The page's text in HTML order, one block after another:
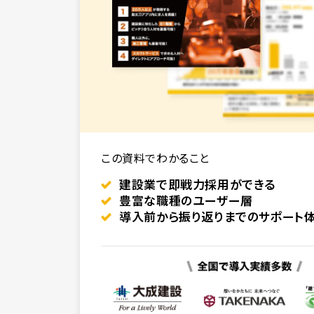
この資料でわかること
建設業で即戦力採用ができる
豊富な職種のユーザー層
導入前から振り返りまでのサポート